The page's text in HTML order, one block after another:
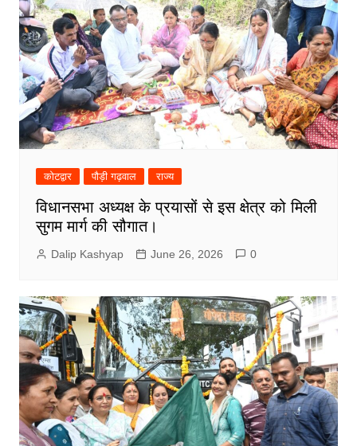
कोटद्वार पौड़ी गढ़वाल राज्य
विधानसभा अध्यक्ष के प्रयासों से इस क्षेत्र को मिली
सुगम मार्ग की सौगात।
Dalip Kashyap June 26, 2026 0